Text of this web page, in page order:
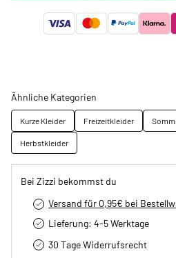
Ähnliche Kategorien
Kurze Kleider Freizeitkleider
Herbstkleider
Bei Zizzi bekommst du
Versand für 0,95€ bei
Lieferung: 4-5 Werktage
30 Tage Widerrufsrecht